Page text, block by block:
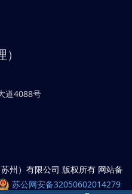
道4088号
州）有限公司 版权所有 网站备
苏公网安备32050602014279